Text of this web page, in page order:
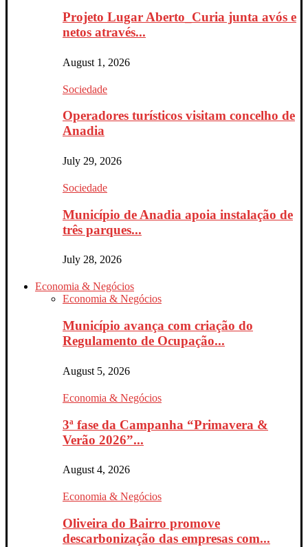
Projeto Lugar Aberto_Curia junta avós e
netos através...
August 1, 2026
Sociedade
Operadores turísticos visitam concelho de
Anadia
July 29, 2026
Sociedade
Município de Anadia apoia instalação de
três parques...
July 28, 2026
Economia & Negócios
Economia & Negócios
Município avança com criação do
Regulamento de Ocupação...
August 5, 2026
Economia & Negócios
3ª fase da Campanha “Primavera &
Verão 2026”...
August 4, 2026
Economia & Negócios
Oliveira do Bairro promove
descarbonização das empresas com...